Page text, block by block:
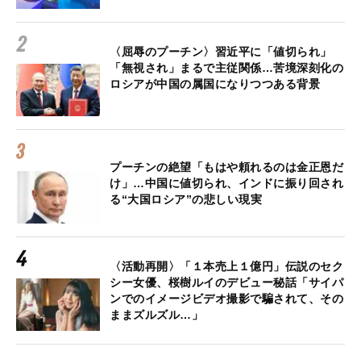
〈屈辱のプーチン〉習近平に「値切られ」
「無視され」まるで主従関係…苦境深刻化の
ロシアが中国の属国になりつつある背景
プーチンの絶望「もはや頼れるのは金正恩だ
け」…中国に値切られ、インドに振り回され
る“大国ロシア”の悲しい現実
〈活動再開〉「１本売上１億円」伝説のセク
シー女優、桜樹ルイのデビュー秘話「サイパ
ンでのイメージビデオ撮影で騙されて、その
ままズルズル…」